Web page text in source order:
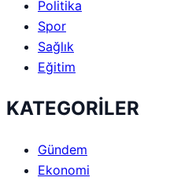
Politika
Spor
Sağlık
Eğitim
KATEGORİLER
Gündem
Ekonomi